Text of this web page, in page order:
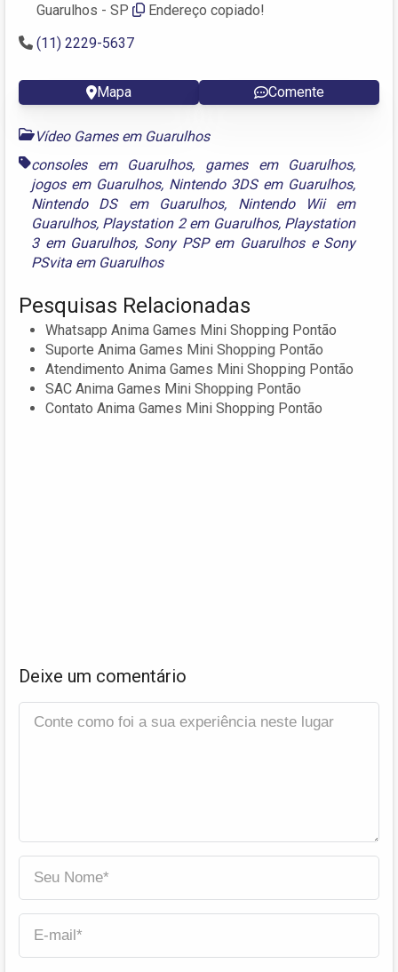
Guarulhos - SP
Endereço copiado!
(11) 2229-5637
Mapa Comente
Vídeo Games em Guarulhos
consoles em Guarulhos, games em Guarulhos,
jogos em Guarulhos, Nintendo 3DS em Guarulhos,
Nintendo DS em Guarulhos, Nintendo Wii em
Guarulhos, Playstation 2 em Guarulhos, Playstation
3 em Guarulhos, Sony PSP em Guarulhose Sony
PSvita em Guarulhos
Pesquisas Relacionadas
Whatsapp Anima Games Mini Shopping Pontão
Suporte Anima Games Mini Shopping Pontão
Atendimento Anima Games Mini Shopping Pontão
SAC Anima Games Mini Shopping Pontão
Contato Anima Games Mini Shopping Pontão
Deixe um comentário